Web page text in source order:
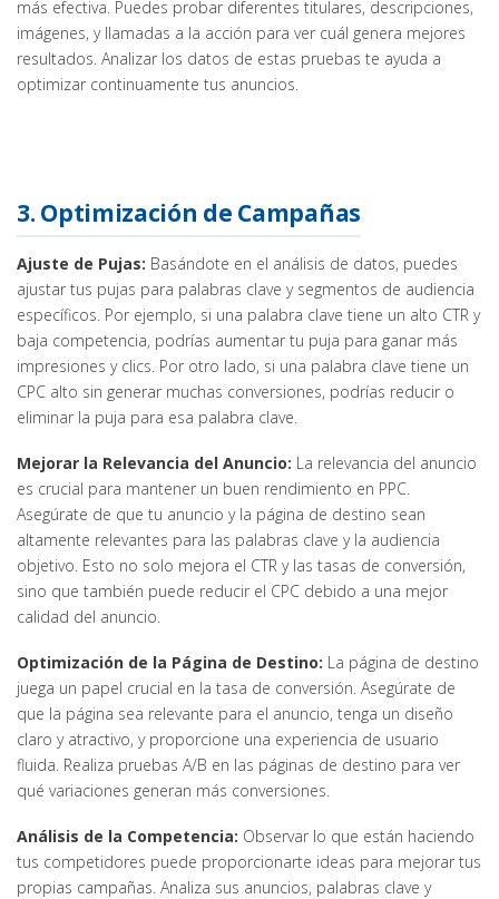
más efectiva. Puedes probar diferentes titulares, descripciones,
imágenes, y llamadas a la acción para ver cuál genera mejores
resultados. Analizar los datos de estas pruebas te ayuda a
optimizar continuamente tus anuncios.
3. Optimización de Campañas
Ajuste de Pujas: Basándote en el análisis de datos, puedes
ajustar tus pujas para palabras clave y segmentos de audiencia
específicos. Por ejemplo, si una palabra clave tiene un alto CTR y
baja competencia, podrías aumentar tu puja para ganar más
impresiones y clics. Por otro lado, si una palabra clave tiene un
CPC alto sin generar muchas conversiones, podrías reducir o
eliminar la puja para esa palabra clave.
Mejorar la Relevancia del Anuncio: La relevancia del anuncio
es crucial para mantener un buen rendimiento en PPC.
Asegúrate de que tu anuncio y la página de destino sean
altamente relevantes para las palabras clave y la audiencia
objetivo. Esto no solo mejora el CTR y las tasas de conversión,
sino que también puede reducir el CPC debido a una mejor
calidad del anuncio.
Optimización de la Página de Destino: La página de destino
juega un papel crucial en la tasa de conversión. Asegúrate de
que la página sea relevante para el anuncio, tenga un diseño
claro y atractivo, y proporcione una experiencia de usuario
fluida. Realiza pruebas A/B en las páginas de destino para ver
qué variaciones generan más conversiones.
Análisis de la Competencia: Observar lo que están haciendo
tus competidores puede proporcionarte ideas para mejorar tus
propias campañas. Analiza sus anuncios, palabras clave y